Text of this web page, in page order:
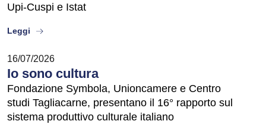
Upi-Cuspi e Istat
Leggi about
16/07/2026
Io sono cultura
Fondazione Symbola, Unioncamere e Centro
studi Tagliacarne, presentano il 16° rapporto sul
sistema produttivo culturale italiano